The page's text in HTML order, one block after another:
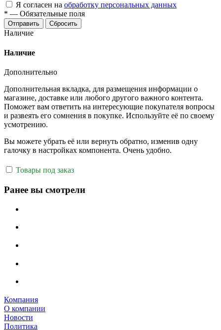
Я согласен на обработку персональных данных
* — Обязательные поля
Отправить Сбросить
Наличие
Наличие
Дополнительно
Дополнительная вкладка, для размещения информации о
магазине, доставке или любого другого важного контента.
Поможет вам ответить на интересующие покупателя вопросы
и развеять его сомнения в покупке. Используйте её по своему
усмотрению.
Вы можете убрать её или вернуть обратно, изменив одну
галочку в настройках компонента. Очень удобно.
Товары под заказ
Ранее вы смотрели
Компания
О компании
Новости
Политика